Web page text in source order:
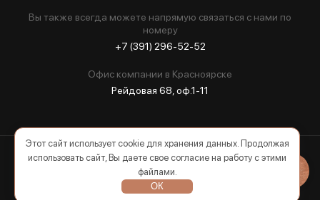
Вы также всегда можете напрямую связаться с нами по
номеру
+7 (391) 296-52-52
Офис компании в Красноярске
Рейдовая 68, оф.1-11
2026 © Все права защищены
Этот сайт использует cookie для хранения данных. Продолжая
использовать сайт, Вы даете свое согласие на работу с этими
файлами.
ОК